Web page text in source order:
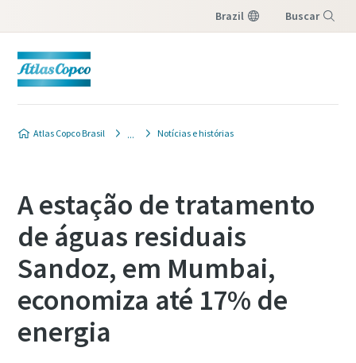
Brazil Buscar
Atlas Copco Brasil Notícias e histórias
A estação de tratamento
de águas residuais
Sandoz, em Mumbai,
economiza até 17% de
energia